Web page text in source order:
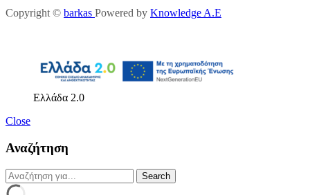
Copyright © barkas Powered by Knowledge A.E
Ελλάδα 2.0
Close
Αναζήτηση